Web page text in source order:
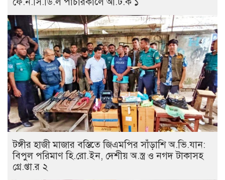
টঙ্গীর হাজী মাজার বস্তিতে জিএমপির সাঁড়াশি অ.ভি.যান:
বিপুল পরিমাণ হি.রো.ইন, দেশীয় অ.স্ত্র ও নগদ টাকাসহ
গ্রে.প্তা.র ২